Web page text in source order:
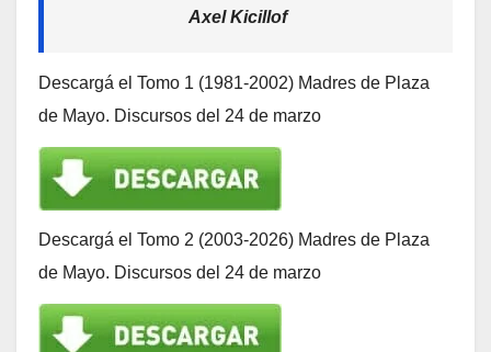
Axel Kicillof
Descargá el Tomo 1 (1981-2002) Madres de Plaza
de Mayo. Discursos del 24 de marzo
Descargá el Tomo 2 (2003-2026) Madres de Plaza
de Mayo. Discursos del 24 de marzo